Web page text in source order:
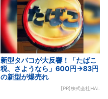
新型タバコが大反響！「たばこ
税、さようなら」600円→83円
の新型が爆売れ
[PR]株式会社HAL